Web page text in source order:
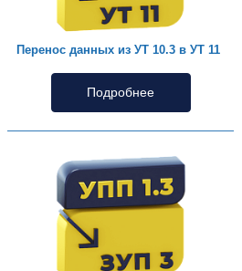
Перенос данных из УТ 10.3 в УТ 11
Подробнее